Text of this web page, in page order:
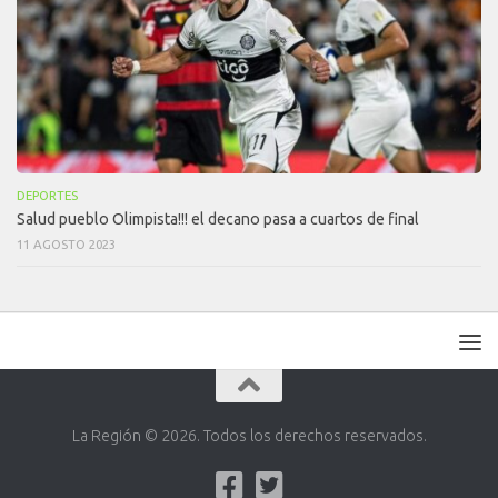
DEPORTES
Salud pueblo Olimpista!!! el decano pasa a cuartos de final
11 AGOSTO 2023
La Región © 2026. Todos los derechos reservados.